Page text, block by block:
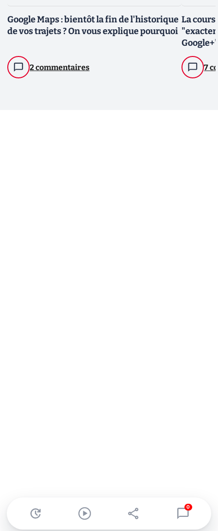
Google Maps : bientôt la fin de l'historique
de vos trajets ? On vous explique pourquoi
2 commentaires
La
7
0